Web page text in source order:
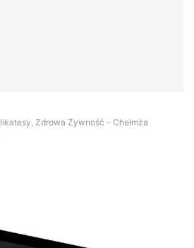
Zdrowa Żywność - Chełmża